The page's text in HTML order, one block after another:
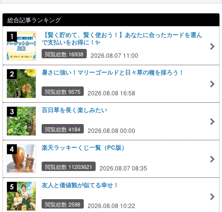
総合記事ランキング
【賢く貯めて、賢く使おう！】あなたに合ったカードを選ん
で支払いをお得に！✨
閲覧総数 16938 2026.08.07 11:00
暑さに強い！マリーゴールドと日々草の種を採ろう！
閲覧総数 9575 2026.08.08 16:58
百日草を長く楽しみたい
閲覧総数 4184 2026.08.08 00:00
楽天ラッキーくじ一覧（PC版）
閲覧総数 11203621 2026.08.07 08:35
友人と価値観が似てる幸せ！
閲覧総数 2598 2026.08.08 10:22